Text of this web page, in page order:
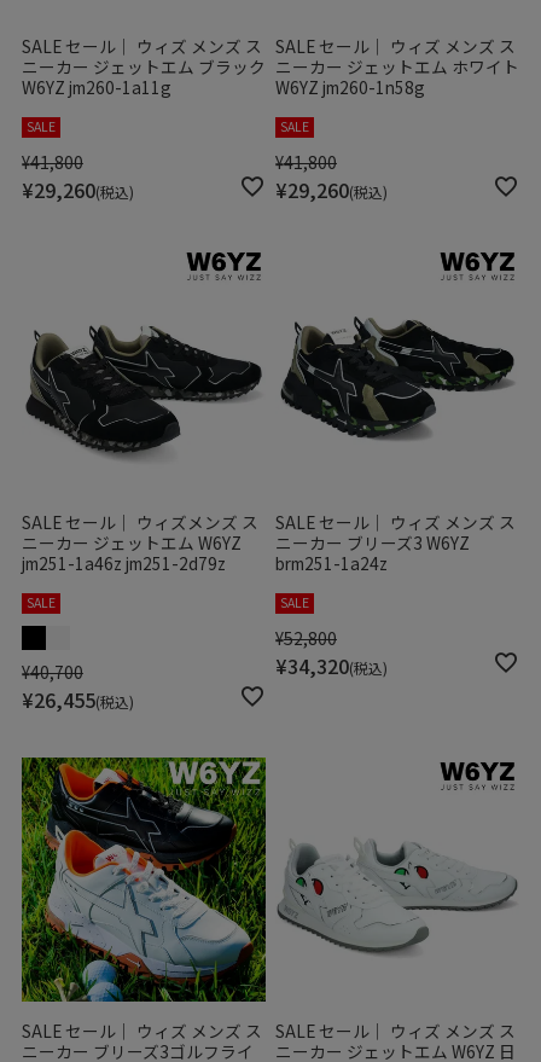
SALE セール｜ ウィズ メンズ ス
ニーカー ジェットエム ブラック
W6YZ jm260-1a11g
SALE
¥41,800
¥29,260 税込
SALE セール｜ ウィズ メンズ ス
ニーカー ジェットエム ホワイト
W6YZ jm260-1n58g
SALE
¥41,800
¥29,260 税込
SALE セール｜ ウィズメンズ ス
ニーカー ジェットエム W6YZ
jm251-1a46z jm251-2d79z
SALE
¥40,700
¥26,455 税込
SALE セール｜ ウィズ メンズ ス
ニーカー ブリーズ3 W6YZ
brm251-1a24z
SALE
¥52,800
¥34,320 税込
SALE セール｜ ウィズ メンズ ス
ニーカー ブリーズ3ゴルフライ
SALE セール｜ ウィズ メンズ ス
ニーカー ジェットエム W6YZ 日